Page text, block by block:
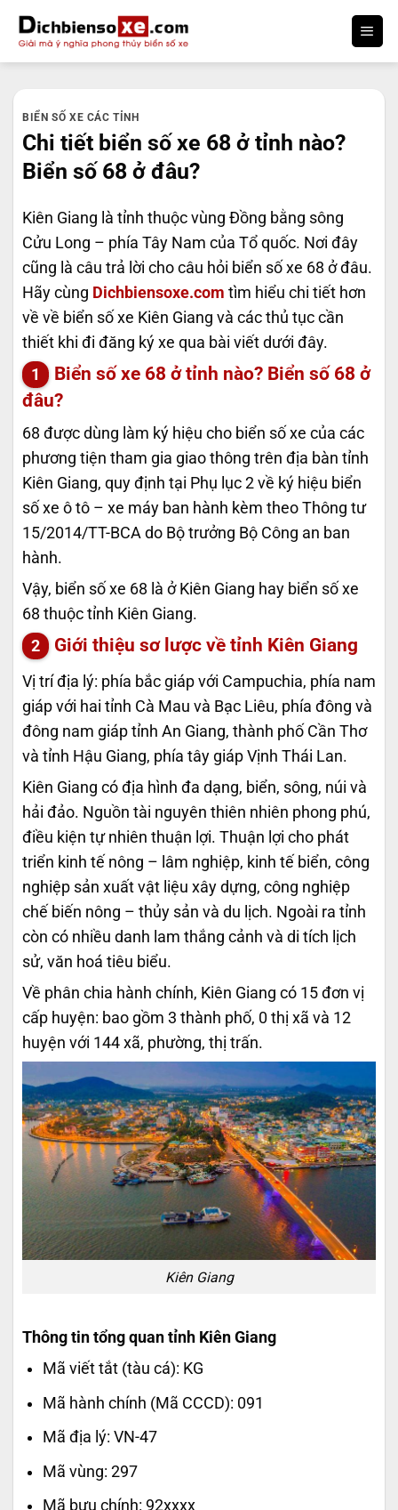
qua
nội
BIỂN SỐ XE CÁC TỈNH
Chi tiết biển số xe 68 ở tỉnh nào?
Biển số 68 ở đâu?
Kiên Giang là tỉnh thuộc vùng Đồng bằng sông
Cửu Long – phía Tây Nam của Tổ quốc. Nơi đây
cũng là câu trả lời cho câu hỏi biển số xe 68 ở đâu.
Hãy cùng Dichbiensoxe.com tìm hiểu chi tiết hơn
về về biển số xe Kiên Giang và các thủ tục cần
thiết khi đi đăng ký xe qua bài viết dưới đây.
Biển số xe 68 ở tỉnh nào? Biển số 68 ở
đâu?
68 được dùng làm ký hiệu cho biển số xe của các
phương tiện tham gia giao thông trên địa bàn tỉnh
Kiên Giang, quy định tại Phụ lục 2 về ký hiệu biển
số xe ô tô – xe máy ban hành kèm theo Thông tư
15/2014/TT-BCA do Bộ trưởng Bộ Công an ban
hành.
Vậy, biển số xe 68 là ở Kiên Giang hay biển số xe
68 thuộc tỉnh Kiên Giang.
Giới thiệu sơ lược về tỉnh Kiên Giang
Vị trí địa lý: phía bắc giáp với Campuchia, phía nam
giáp với hai tỉnh Cà Mau và Bạc Liêu, phía đông và
đông nam giáp tỉnh An Giang, thành phố Cần Thơ
và tỉnh Hậu Giang, phía tây giáp Vịnh Thái Lan.
Kiên Giang có địa hình đa dạng, biển, sông, núi và
hải đảo. Nguồn tài nguyên thiên nhiên phong phú,
điều kiện tự nhiên thuận lợi. Thuận lợi cho phát
triển kinh tế nông – lâm nghiệp, kinh tế biển, công
nghiệp sản xuất vật liệu xây dựng, công nghiệp
chế biến nông – thủy sản và du lịch. Ngoài ra tỉnh
còn có nhiều danh lam thắng cảnh và di tích lịch
sử, văn hoá tiêu biểu.
Về phân chia hành chính, Kiên Giang có 15 đơn vị
cấp huyện: bao gồm 3 thành phố, 0 thị xã và 12
huyện với 144 xã, phường, thị trấn.
Kiên Giang
Thông tin tổng quan tỉnh Kiên Giang
Mã viết tắt (tàu cá): KG
Mã hành chính (Mã CCCD): 091
Mã địa lý: VN-47
Mã vùng: 297
Mã bưu chính: 92xxxx